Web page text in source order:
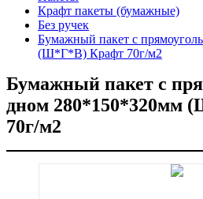
Крафт пакеты (бумажные)
Без ручек
Бумажный пакет с
(Ш*Г*В) Крафт 70г/м2
Бумажный пакет с
дном 280*150*320мм
70г/м2